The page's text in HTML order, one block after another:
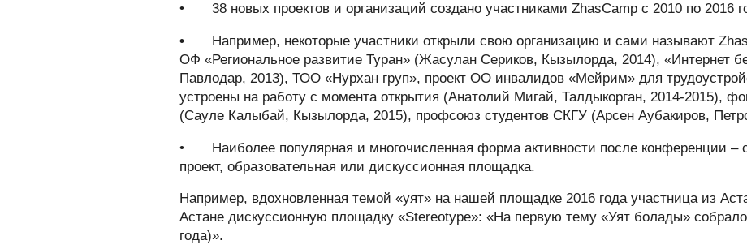
• 38 новых проектов и организаций создано участниками ZhasCamp с 2010 по 2016
•
Например, некоторые участники открыли свою организацию и сами называют
ОФ «Региональное развитие Туран» (Жасулан Сериков, Кызылорда, 2014), «Интернет
Павлодар, 2013), ТОО «Нурхан груп», проект ОО инвалидов «Мейрим» для
устроены на работу с момента открытия (Анатолий Мигай, Талдыкорган, 2014-2015),
(Сауле Калыбай, Кызылорда, 2015), профсоюз студентов СКГУ (Арсен Аубакиров,
•
Наиболее популярная и многочисленная форма активности после конференции –
проект, образовательная или дискуссионная площадка.
Например, вдохновленная темой «уят» на нашей площадке 2016 года участница из
Астане дискуссионную площадку «Stereotype»: «На первую тему «Уят болады»
года)».